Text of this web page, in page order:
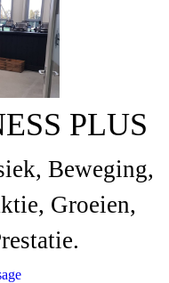
PLUS
Beweging,
Groeien,